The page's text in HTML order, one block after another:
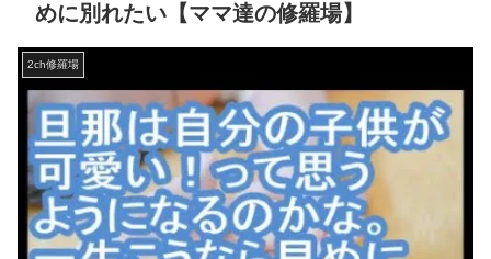
めに別れたい【ママ達の修羅場】
2ch修羅場